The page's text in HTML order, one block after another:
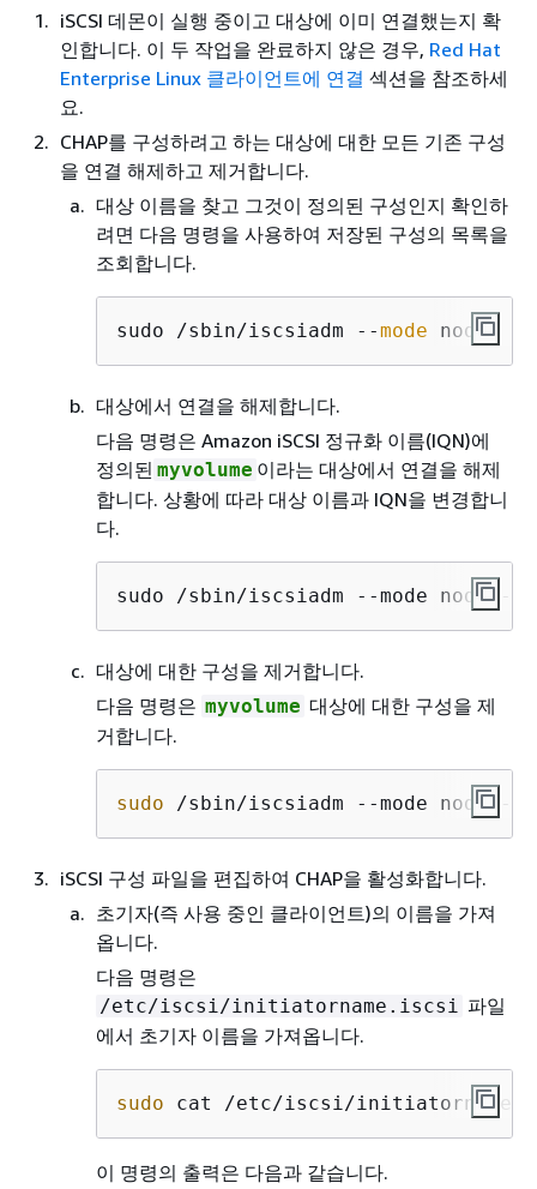
iSCSI 데몬이 실행 중이고 대상에 이미 연결했는지 확
인합니다. 이 두 작업을 완료하지 않은 경우, Red Hat
Enterprise Linux 클라이언트에 연결 섹션을 참조하세
요.
CHAP를 구성하려고 하는 대상에 대한 모든 기존 구성
을 연결 해제하고 제거합니다.
대상 이름을 찾고 그것이 정의된 구성인지 확인하
려면 다음 명령을 사용하여 저장된 구성의 목록을
조회합니다.
sudo /sbin/iscsiadm --mode node
대상에서 연결을 해제합니다.
다음 명령은 Amazon iSCSI 정규화 이름(IQN)에
정의된 myvolume 이라는 대상에서 연결을 해제
합니다. 상황에 따라 대상 이름과 IQN을 변경합니
다.
sudo /sbin/iscsiadm --mode node
대상에 대한 구성을 제거합니다.
다음 명령은 myvolume 대상에 대한 구성을 제
거합니다.
sudo /sbin/iscsiadm --mode node
iSCSI 구성 파일을 편집하여 CHAP을 활성화합니다.
초기자(즉 사용 중인 클라이언트)의 이름을 가져
옵니다.
다음 명령은
/etc/iscsi/initiatorname.iscsi 파일
에서 초기자 이름을 가져옵니다.
sudo cat /etc/iscsi/
이 명령의 출력은 다음과 같습니다.